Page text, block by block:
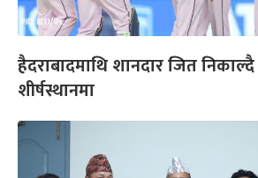
हैदराबादमाथि शानदार जित
शीर्षस्थानमा